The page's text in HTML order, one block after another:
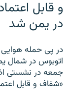
و قابل
در یمن شد
در پی حمله
اتوبوس در شمال
جمعه در نشستی
«شفاف و قابل